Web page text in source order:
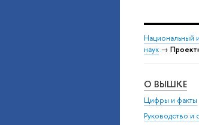
Национальный
наук →
О ВЫШКЕ
Цифры и факты
Руководство и